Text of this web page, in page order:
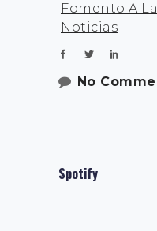
Fomento A
Noticias
No
Spotify